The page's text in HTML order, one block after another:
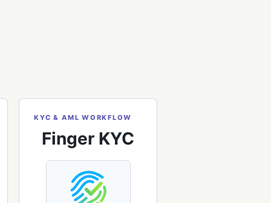
KYC & AML WORKFLOW
Finger KYC